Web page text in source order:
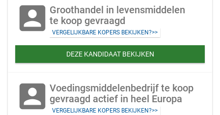
account_box Groothandel in levensmiddelen
te koop gevraagd
VERGELIJKBARE KOPERS BEKIJKEN?>>
DEZE KANDIDAAT BEKIJKEN
account_box Voedingsmiddelenbedrijf te koop
gevraagd actief in heel Europa
VERGELIJKBARE KOPERS BEKIJKEN?>>